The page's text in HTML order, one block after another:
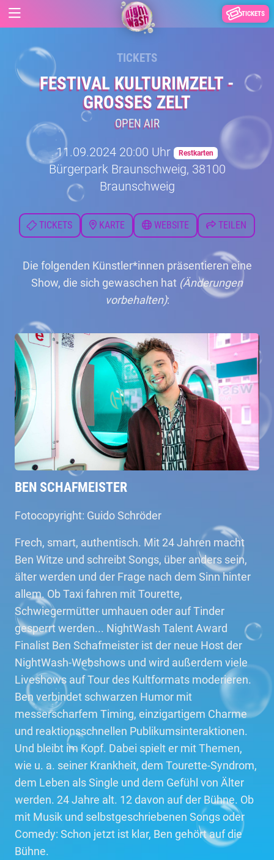
TICKETS
TICKETS
FESTIVAL KULTURIMZELT -
GROSSES ZELT
OPEN AIR
11.09.2024 20:00 Uhr Restkarten
Bürgerpark Braunschweig, 38100
Braunschweig
TICKETS KARTE WEBSITE TEILEN
Die folgenden Künstler*innen präsentieren eine
Show, die sich gewaschen hat (Änderungen
vorbehalten):
BEN SCHAFMEISTER
Fotocopyright: Guido Schröder
Frech, smart, authentisch. Mit 24 Jahren macht
Ben Witze und schreibt Songs, über anders sein,
älter werden und der Frage nach dem Sinn hinter
allem. Ob Taxi fahren mit Tourette,
Schwiegermütter umhauen oder auf Tinder
gesperrt werden... NightWash Talent Award
Finalist Ben Schafmeister ist der neue Host der
NightWash-Webshows und wird außerdem viele
Liveshows auf Tour des Kultformats moderieren.
Ben verbindet schwarzen Humor mit
messerscharfem Timing, einzigartigem Charme
und reaktionsschnellen Publikumsinteraktionen.
Und bleibt im Kopf. Dabei spielt er mit Themen,
wie u. a. seiner Krankheit, dem Tourette-Syndrom,
dem Leben als Single und dem Gefühl von Älter
werden. 24 Jahre alt. 12 davon auf der Bühne. Ob
mit Musik und selbstgeschriebenen Songs oder
Comedy: Schon jetzt ist klar, Ben gehört auf die
Bühne.